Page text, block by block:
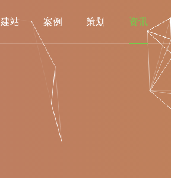
建站 案例 策划 资讯